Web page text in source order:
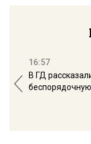
16:57
В ГД
беспорядочную